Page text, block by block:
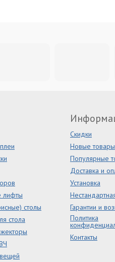
лифты
столы
стола
Скидки
Новые товары
Популярные
Доставка и
Установка
Гарантии и
Политика
Контакты